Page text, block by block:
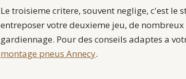
Le troisieme critere, souvent neglige, c'est le
entreposer votre deuxieme jeu, de
gardiennage. Pour des conseils adaptes a
montage pneus Annecy.